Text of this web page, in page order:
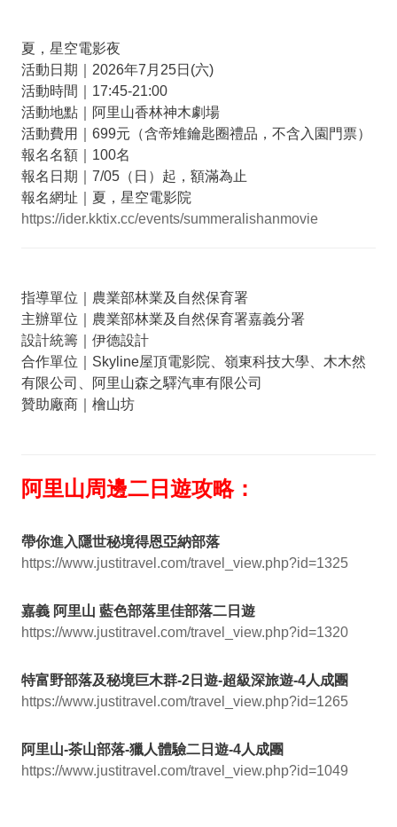
夏，星空電影夜
活動日期｜2026年7月25日(六)
活動時間｜17:45-21:00
活動地點｜阿里山香林神木劇場
活動費用｜699元（含帝雉鑰匙圈禮品，不含入園門票）
報名名額｜100名
報名日期｜7/05（日）起，額滿為止
報名網址｜夏，星空電影院
https://ider.kktix.cc/events/summeralishanmovie
指導單位｜農業部林業及自然保育署
主辦單位｜農業部林業及自然保育署嘉義分署
設計統籌｜伊德設計
合作單位｜Skyline屋頂電影院、嶺東科技大學、木木然
有限公司、阿里山森之驛汽車有限公司
贊助廠商｜檜山坊
阿里山周邊二日遊攻略：
帶你進入隱世秘境得恩亞納部落
https://www.justitravel.com/travel_view.php?id=1325
嘉義 阿里山 藍色部落里佳部落二日遊
https://www.justitravel.com/travel_view.php?id=1320
特富野部落及秘境巨木群-2日遊-超級深旅遊-4人成團
https://www.justitravel.com/travel_view.php?id=1265
阿里山-茶山部落-獵人體驗二日遊-4人成團
https://www.justitravel.com/travel_view.php?id=1049